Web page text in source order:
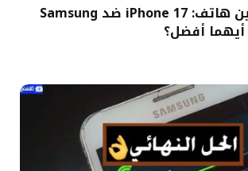
مقارنة القرن بين هاتف: iPhone 17 ضد Samsung